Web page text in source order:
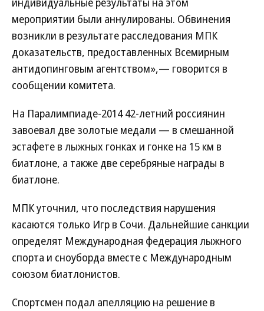
мероприятии были аннулированы. Обвинения
возникли в результате расследования МПК
доказательств, предоставленных Всемирным
антидопинговым агентством»,— говорится в
сообщении комитета.
На Паралимпиаде-2014 42-летний россиянин
завоевал две золотые медали — в смешанной
эстафете в лыжных гонках и гонке на 15 км в
биатлоне, а также две серебряные награды в
биатлоне.
МПК уточнил, что последствия нарушения
касаются только Игр в Сочи. Дальнейшие санкции
определят Международная федерация лыжного
спорта и сноуборда вместе с Международным
союзом биатлонистов.
Спортсмен подал апелляцию на решение в